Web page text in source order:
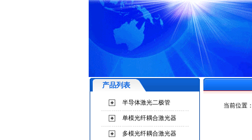
产品列表
半导体激光二极管
单模光纤耦合激光器
多模光纤耦合激光器
当前位置：